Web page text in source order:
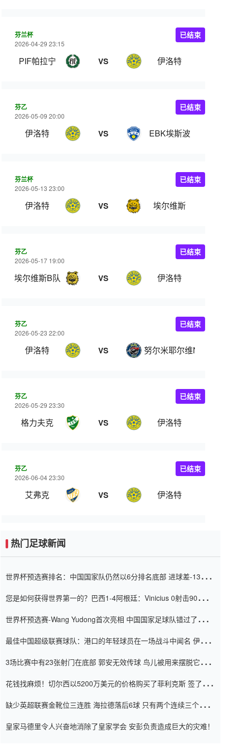
芬兰杯
2026-04-29 23:15
PIF帕拉宁 VS 伊洛特
已结束
芬乙
2026-05-09 20:00
伊洛特 VS EBK埃斯波
已结束
芬兰杯
2026-05-13 23:00
伊洛特 VS 埃尔维斯
已结束
芬乙
2026-05-17 19:00
埃尔维斯B队 VS 伊洛特
已结束
芬乙
2026-05-23 22:00
伊洛特 VS 努尔米耶尔维NJS
已结束
芬乙
2026-05-29 23:30
格力夫克 VS 伊洛特
已结束
芬乙
2026-06-04 23:30
艾弗克 VS 伊洛特
已结束
热门足球新闻
世界杯预选赛排名：中国国家队仍然以6分排名底部 进球差-13令人
您是如何获得世界第一的？巴西1-4阿根廷：Vinicius 0射击90分钟
世界杯预选赛-Wang Yudong首次亮相 中国国家足球队错过了世界
最佳中国超级联赛球队：港口的年轻球员在一场战斗中闻名 伊万放
3场比赛中有23张射门在底部 郭安无效传球 鸟儿被用来摆脱它
花钱找麻烦！切尔西以5200万美元的价格购买了菲利克斯 签了7年
缺少英超联赛金靴位三连胜 海拉德落后6球 只有两个连续三个连续
皇家马德里令人兴奋地消除了皇家学会 安彭负责造成巨大的灾难！